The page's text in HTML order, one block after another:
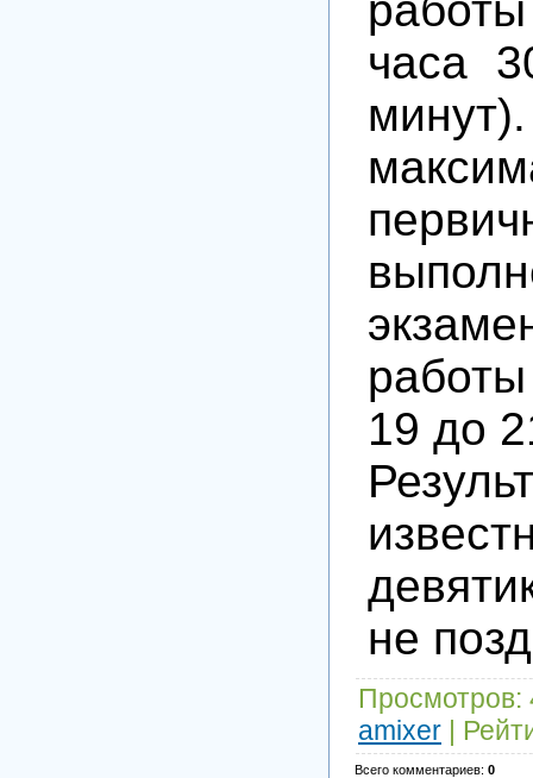
часа
19 до
не
Просмотров:
amixer |
Всего комментариев: 0